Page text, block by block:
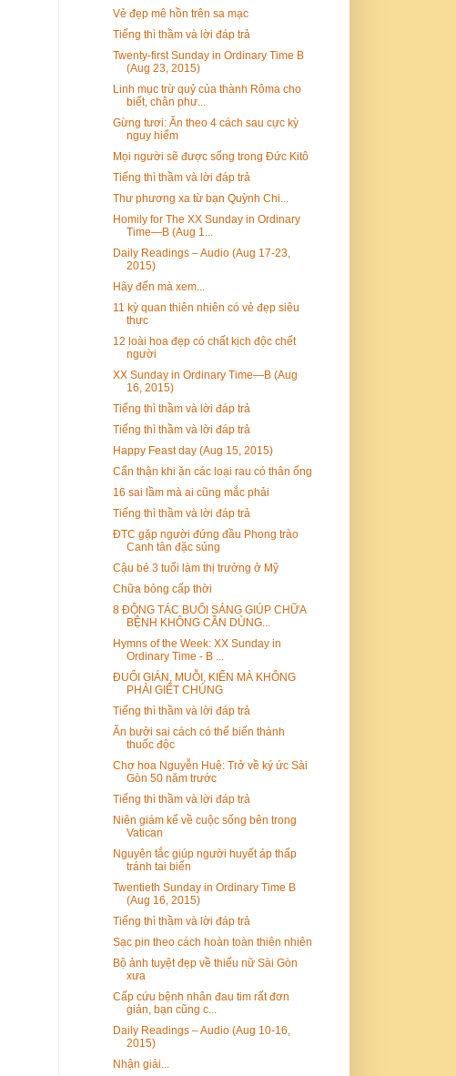
Vẻ đẹp mê hồn trên sa mạc
Tiếng thì thầm và lời đáp trả
Twenty-first Sunday in Ordinary Time B
(Aug 23, 2015)
Linh mục trừ quỷ của thành Rôma cho
biết, chân phư...
Gừng tươi: Ăn theo 4 cách sau cực kỳ
nguy hiểm
Mọi người sẽ được sống trong Ðức Kitô
Tiếng thì thầm và lời đáp trả
Thư phương xa từ bạn Quỳnh Chi...
Homily for The XX Sunday in Ordinary
Time—B (Aug 1...
Daily Readings – Audio (Aug 17-23,
2015)
Hãy đến mà xem...
11 kỳ quan thiên nhiên có vẻ đẹp siêu
thực
12 loài hoa đẹp có chất kịch độc chết
người
XX Sunday in Ordinary Time—B (Aug
16, 2015)
Tiếng thì thầm và lời đáp trả
Tiếng thì thầm và lời đáp trả
Happy Feast day (Aug 15, 2015)
Cẩn thận khi ăn các loại rau có thân ống
16 sai lầm mà ai cũng mắc phải
Tiếng thì thầm và lời đáp trả
ĐTC gặp người đứng đầu Phong trào
Canh tân đặc sủng
​Cậu bé 3 tuổi làm thị trưởng ở Mỹ
Chữa bỏng cấp thời
8 ĐỘNG TÁC BUỔI SÁNG GIÚP CHỮA
BỆNH KHÔNG CẦN DÙNG...
Hymns of the Week: XX Sunday in
Ordinary Time - B ...
ĐUỔI GIÁN, MUỖI, KIẾN MÀ KHÔNG
PHẢI GIẾT CHÚNG
Tiếng thì thầm và lời đáp trả
Ăn bưởi sai cách có thể biến thành
thuốc độc
Chợ hoa Nguyễn Huệ: Trở về ký ức Sài
Gòn 50 năm trước
Tiếng thì thầm và lời đáp trả
Niên giám kể về cuộc sống bên trong
Vatican
Nguyên tắc giúp người huyết áp thấp
tránh tai biến
Twentieth Sunday in Ordinary Time B
(Aug 16, 2015)
Tiếng thì thầm và lời đáp trả
Sạc pin theo cách hoàn toàn thiên nhiên
Bộ ảnh tuyệt đẹp về thiếu nữ Sài Gòn
xưa
Cấp cứu bệnh nhân đau tim rất đơn
giản, bạn cũng c...
Daily Readings – Audio (Aug 10-16,
2015)
Nhận giải...